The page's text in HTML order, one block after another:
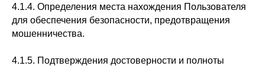
4.1.4. Определения места нахождения Пользователя
для обеспечения безопасности, предотвращения
мошенничества.
4.1.5. Подтверждения достоверности и полноты